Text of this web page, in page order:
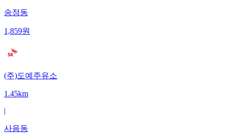
송정동
1,859원
(주)도예주유소
1.45km
|
사음동